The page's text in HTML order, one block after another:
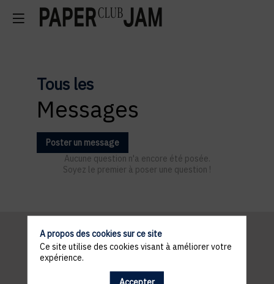
Tous les
Messages
Poster un message
Aucune question n'a encore été posée.
Soyez le premier à poser une question !
Informations
A propos des cookies sur ce site
Ce site utilise des cookies visant à améliorer votre
expérience.
Accepter